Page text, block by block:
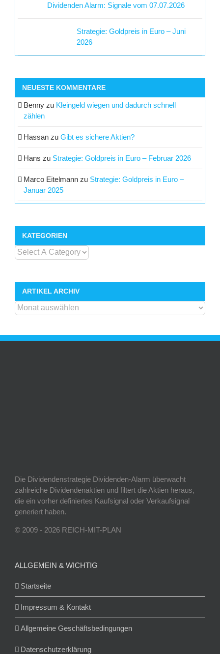
Dividenden Alarm: Signale vom 07.07.2026
Strategie: Goldpreis in Euro – Juni
2026
NEUESTE KOMMENTARE
Benny zu Kleingeld wiegen und dadurch schnell
zählen
Hassan zu Gibt es sichere Aktien?
Hans zu Strategie: Goldpreis in Euro – Februar 2026
Marco Eitelmann zu Strategie: Goldpreis in Euro –
Januar 2025
KATEGORIEN
ARTIKEL ARCHIV
ARTIKEL
ARCHIV
Die Dividendenstrategie Dividenden-Alarm überwacht
zahlreiche Dividendenaktien und filtert die Aktien heraus,
die ein vorher definiertes Kaufsignal oder Verkaufsignal
generiert haben.
© 2009 - 2026 REICH-MIT-PLAN
ALLGEMEIN & WICHTIG
Startseite
Impressum & Kontakt
Allgemeine Geschäftsbedingungen
Datenschutzerklärung